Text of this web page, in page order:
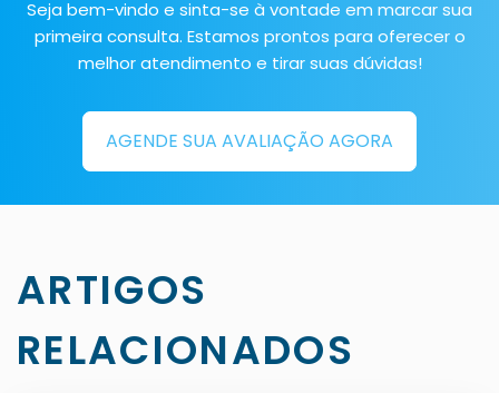
Seja bem-vindo e sinta-se à vontade em marcar sua
primeira consulta. Estamos prontos para oferecer o
melhor atendimento e tirar suas dúvidas!
AGENDE SUA AVALIAÇÃO AGORA
ARTIGOS
RELACIONADOS